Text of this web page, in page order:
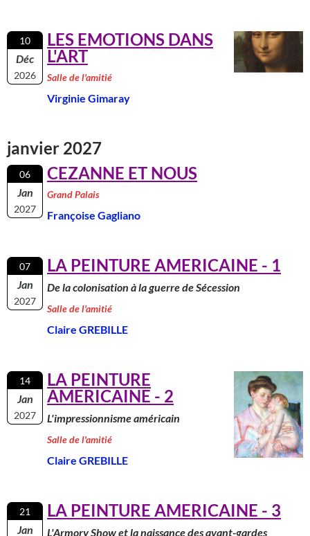
10
Déc
2026
LES EMOTIONS DANS
L'ART
Salle de l'amitié
Virginie Gimaray
janvier 2027
06
Jan
2027
CEZANNE ET NOUS
Grand Palais
Françoise Gagliano
07
Jan
2027
LA PEINTURE AMERICAINE - 1
De la colonisation à la guerre de Sécession
Salle de l'amitié
Claire GREBILLE
14
Jan
2027
LA PEINTURE
AMERICAINE - 2
L'impressionnisme américain
Salle de l'amitié
Claire GREBILLE
21
Jan
LA PEINTURE AMERICAINE - 3
L'Armory Show et la naissance des avant-gardes